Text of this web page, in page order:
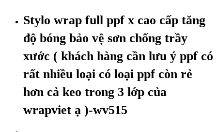
Stylo wrap full ppf x cao cấp tăng
độ bóng bảo vệ sơn chống trầy
xước ( khách hàng cần lưu ý ppf có
rất nhiều loại có loại ppf còn rẻ
hơn cả keo trong 3 lớp của
wrapviet ạ )-wv515